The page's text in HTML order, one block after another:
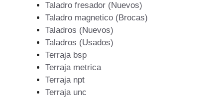
Taladro fresador (Nuevos)
Taladro magnetico (Brocas)
Taladros (Nuevos)
Taladros (Usados)
Terraja bsp
Terraja metrica
Terraja npt
Terraja unc